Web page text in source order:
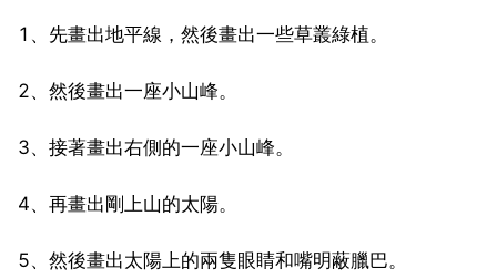
1、先畫出地平線，然後畫出一些草叢綠植。
2、然後畫出一座小山峰。
3、接著畫出右側的一座小山峰。
4、再畫出剛上山的太陽。
5、然後畫出太陽上的兩隻眼睛和嘴明蔽臘巴。